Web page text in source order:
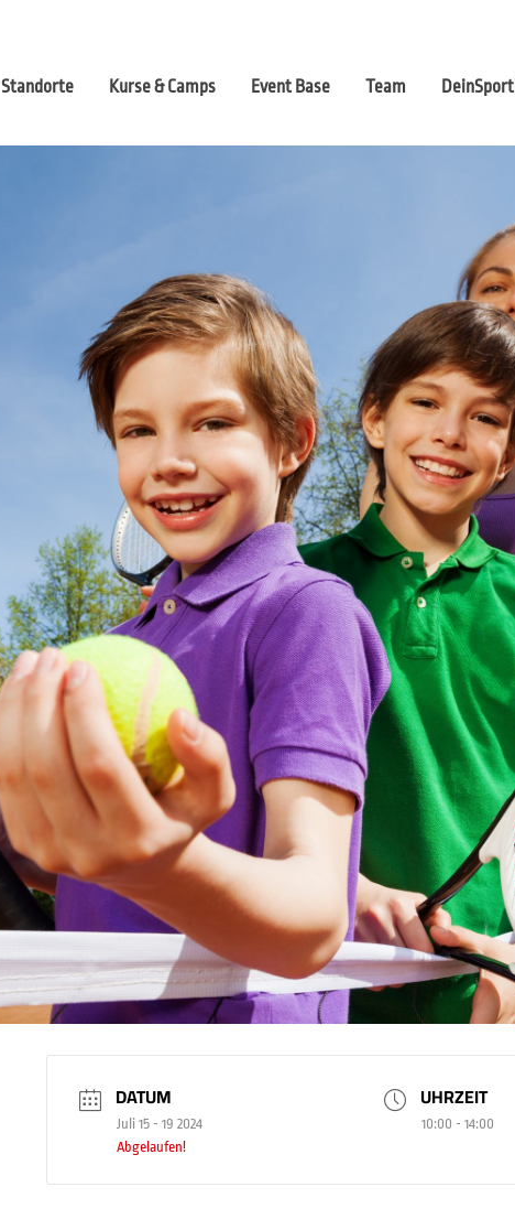
Standorte Kurse & Camps Event Base Team
DATUM
Juli 15 - 19 2024
Abgelaufen!
UHRZEIT
10:00 - 14:00